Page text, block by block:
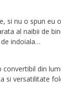
si nu o spun eu
al naibii de
indoiala…
din
si versatilitate